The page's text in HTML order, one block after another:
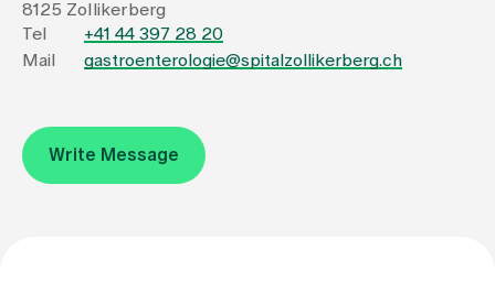
About us
Jobs & Career
8125 Zollikerberg
Tel
+41 44 397 28 20
Mail
gastroenterologie@spitalzollikerberg.ch
Write Message